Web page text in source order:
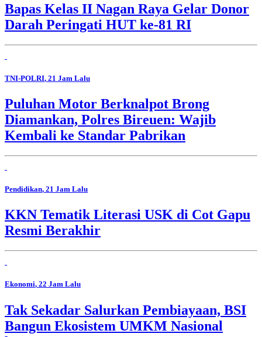
Bapas Kelas II Nagan Raya Gelar Donor
Darah Peringati HUT ke-81 RI
TNI-POLRI, 21 Jam Lalu
Puluhan Motor Berknalpot Brong
Diamankan, Polres Bireuen: Wajib
Kembali ke Standar Pabrikan
Pendidikan, 21 Jam Lalu
KKN Tematik Literasi USK di Cot Gapu
Resmi Berakhir
Ekonomi, 22 Jam Lalu
Tak Sekadar Salurkan Pembiayaan, BSI
Bangun Ekosistem UMKM Nasional